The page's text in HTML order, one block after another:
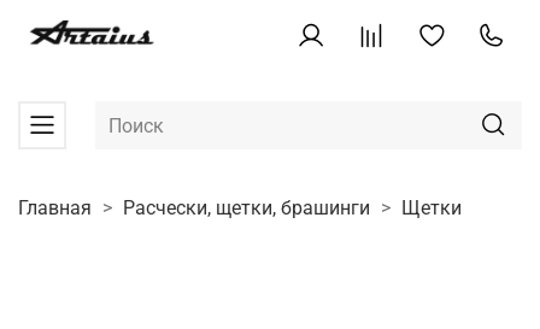
Главная Расчески, щетки, брашинги Щетки